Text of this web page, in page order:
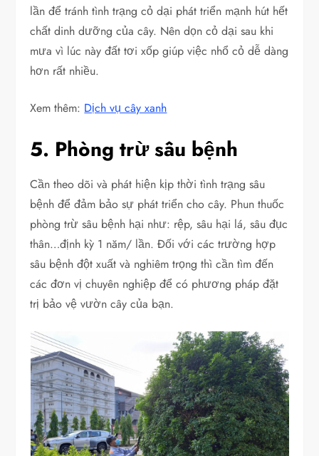
lần để tránh tình trạng cỏ dại phát triển mạnh hút hết
chất dinh dưỡng của cây. Nên dọn cỏ dại sau khi
mưa vì lúc này đất tơi xốp giúp việc nhổ cỏ dễ dàng
hơn rất nhiều.
Xem thêm: Dịch vụ cây xanh
5. Phòng trừ sâu bệnh
Cần theo dõi và phát hiện kịp thời tình trạng sâu
bệnh để đảm bảo sự phát triển cho cây. Phun thuốc
phòng trừ sâu bệnh hại như: rệp, sâu hại lá, sâu đục
thân…định kỳ 1 năm/ lần. Đối với các trường hợp
sâu bệnh đột xuất và nghiêm trọng thì cần tìm đến
các đơn vị chuyên nghiệp để có phương pháp đặt
trị bảo vệ vườn cây của bạn.